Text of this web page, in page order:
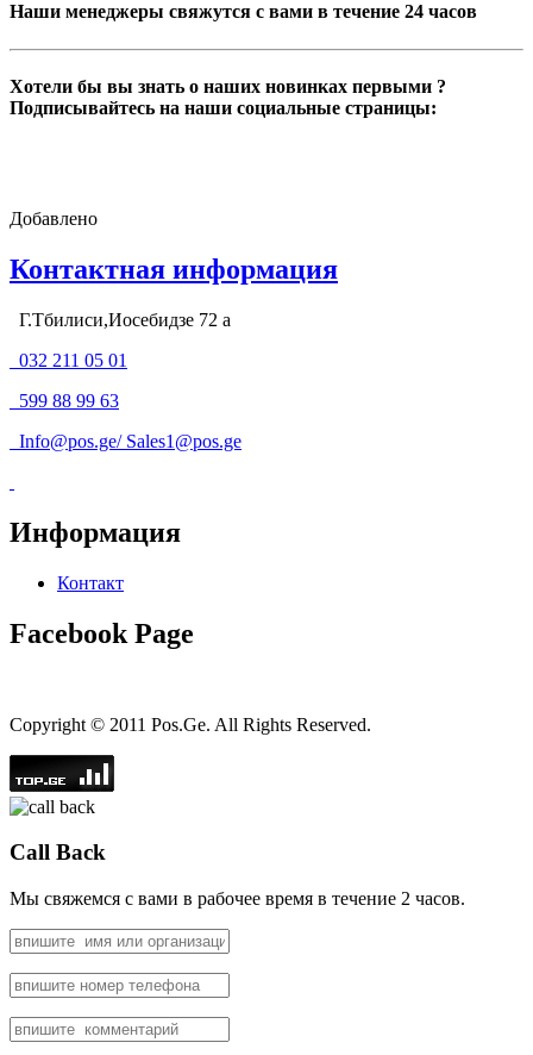
Наши менеджеры свяжутся с вами в течение 24 часов
Хотели бы вы знать о наших новинках первыми ?
Подписывайтесь на наши социальные страницы:
Добавлено
Контактная информация
Г.Тбилиси,Иосебидзе 72 а
032 211 05 01
599 88 99 63
Info@pos.ge/ Sales1@pos.ge
Информация
Контакт
Facebook Page
Copyright © 2011 Pos.Ge. All Rights Reserved.
Call Back
Мы свяжемся с вами в рабочее время в течение 2 часов.